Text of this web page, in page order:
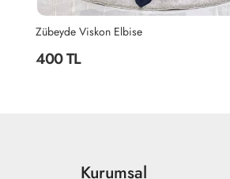
Zübeyde Viskon Elbise
400 TL
Kurumsal